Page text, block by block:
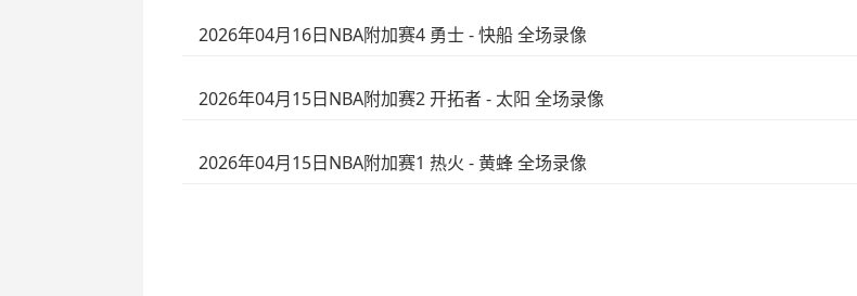
2026年04月16日NBA附加赛4 勇士 - 快船 全场录像
2026年04月15日NBA附加赛2 开拓者 - 太阳 全场录像
2026年04月15日NBA附加赛1 热火 - 黄蜂 全场录像